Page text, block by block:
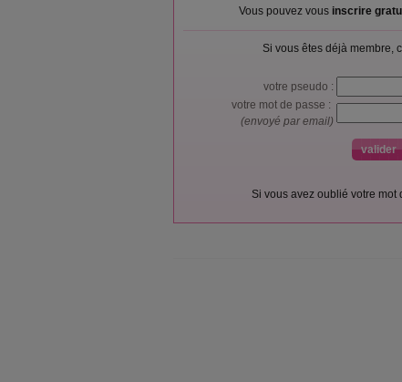
Vous pouvez vous inscrire
Si vous êtes déjà membre,
votre pseudo :
votre mot de passe :
(envoyé par email)
Si vous avez oublié votre mot